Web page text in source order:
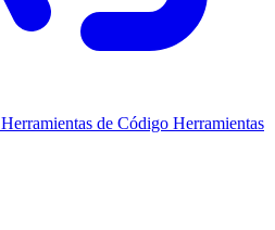
Herramientas de Código Herramientas